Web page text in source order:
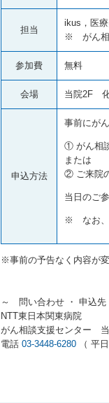
担当
ikus，医
※ がん相
参加費 無料
会場 当院2F 化
申込方法
事前にが
① がん相
または
② ご来院
当日のご
※ なお、
※事前の予告なく内容が
～ 問い合わせ ・ 申込
NTT東日本関東病院
がん相談支援センター
電話 03-3448-6280 （ 平